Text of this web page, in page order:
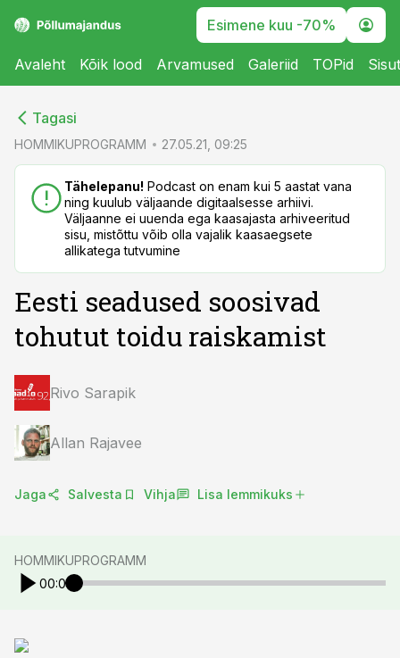
Esimene kuu -70%
Avaleht Kõik lood Arvamused Galeriid TOPid
Tagasi
HOMMIKUPROGRAMM 27.05.21, 09:25
Tähelepanu! Podcast on enam kui 5 aastat vana
ning kuulub väljaande digitaalsesse arhiivi.
Väljaanne ei uuenda ega kaasajasta arhiveeritud
sisu, mistõttu võib olla vajalik kaasaegsete
allikatega tutvumine
Eesti seadused soosivad
tohutut toidu raiskamist
Rivo Sarapik
Allan Rajavee
Jaga Salvesta Vihja Lisa lemmikuks
HOMMIKUPROGRAMM
00:00